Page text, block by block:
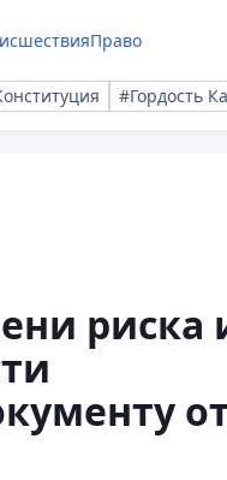
Право
#Гордость
риска